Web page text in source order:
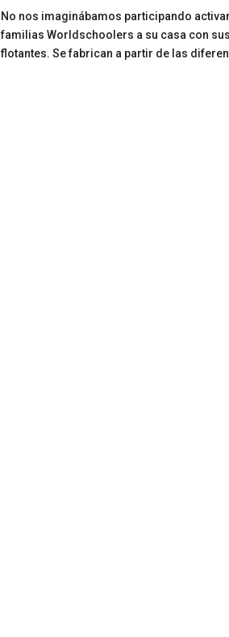
No nos imaginábamos participando
familias Worldschoolers a su casa con
flotantes. Se fabrican a partir de las